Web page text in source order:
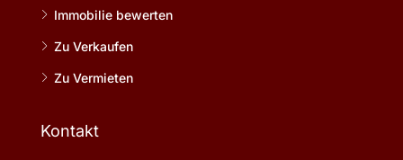
Immobilie bewerten
Zu Verkaufen
Zu Vermieten
Kontakt